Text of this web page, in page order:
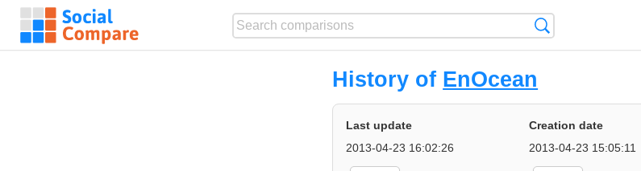
History of EnOcean
Last update
2013-04-23 16:02:26
Creation date
2013-04-23 15:05:11